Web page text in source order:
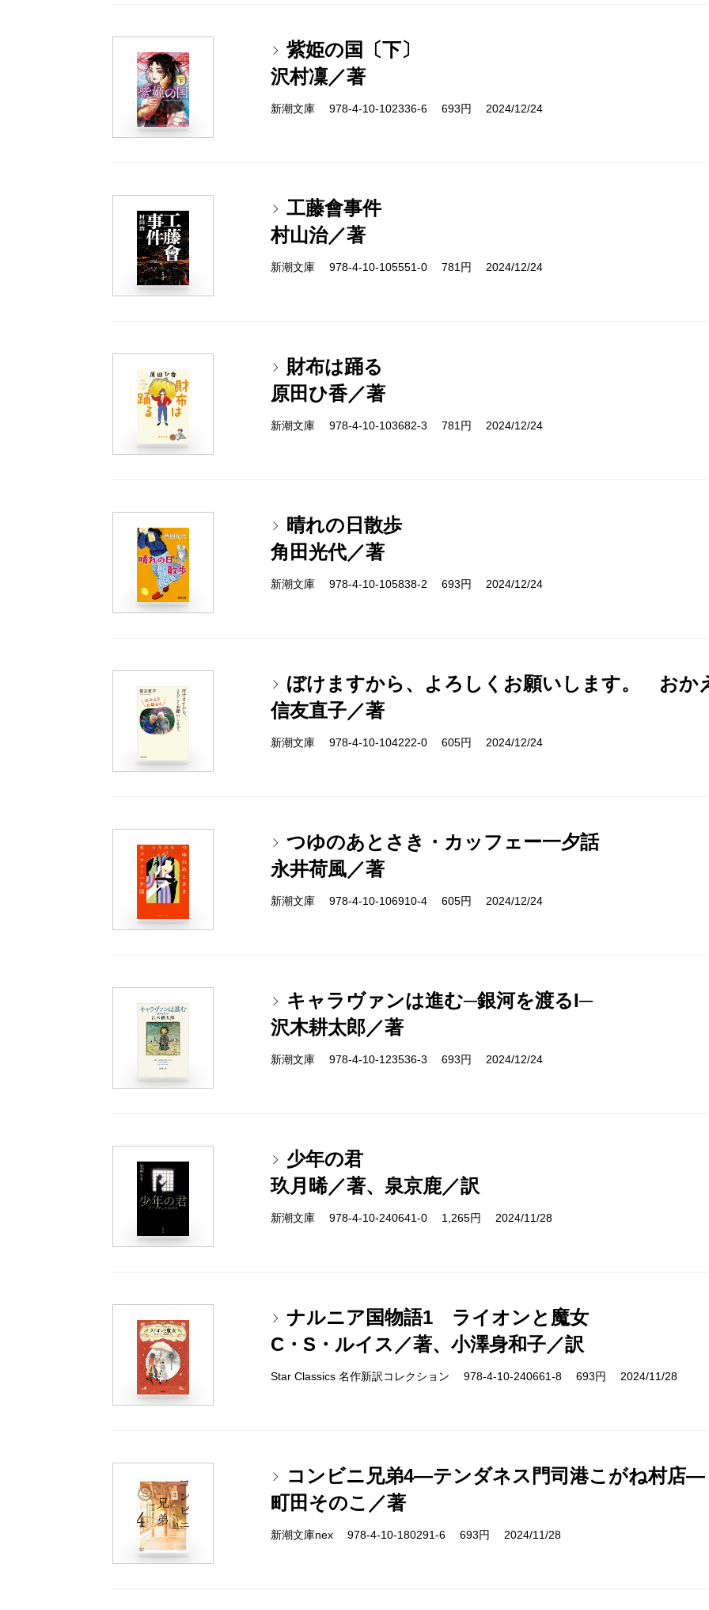
紫姫の国〔下〕
沢村凜／著
新潮文庫 978-4-10-102336-6 693円 2024/12/24
工藤會事件
村山治／著
新潮文庫 978-4-10-105551-0 781円 2024/12/24
財布は踊る
原田ひ香／著
新潮文庫 978-4-10-103682-3 781円 2024/12/24
晴れの日散歩
角田光代／著
新潮文庫 978-4-10-105838-2 693円 2024/12/24
ぼけますから、よろしくお願いします。 おか
信友直子／著
新潮文庫 978-4-10-104222-0 605円 2024/12/24
つゆのあとさき・カッフェー一夕話
永井荷風／著
新潮文庫 978-4-10-106910-4 605円 2024/12/24
キャラヴァンは進む─銀河を渡るI─
沢木耕太郎／著
新潮文庫 978-4-10-123536-3 693円 2024/12/24
少年の君
玖月晞／著、泉京鹿／訳
新潮文庫 978-4-10-240641-0 1,265円 2024/11/28
ナルニア国物語1 ライオンと魔女
C・S・ルイス／著、小澤身和子／訳
Star Classics 名作新訳コレクション 978-4-10-240661-8 693円 2024/11/28
コンビニ兄弟4―テンダネス門司港こがね村店―
町田そのこ／著
新潮文庫nex 978-4-10-180291-6 693円 2024/11/28